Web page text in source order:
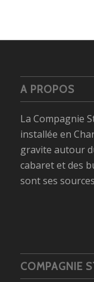
A PROPOS
La Compagnie
installée en
gravite autour
cabaret et des
sont ses
COMPAGNIE